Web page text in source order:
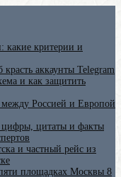
критерии и
аккаунты Telegram
и как защитить
между Россией и Европой
цифры, цитаты и факты
и частный рейс из
площадках Москвы 8